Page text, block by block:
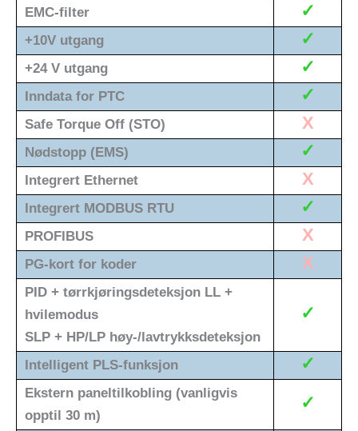
EMC-filter ✓
+10V utgang ✓
+24 V utgang ✓
Inndata for PTC ✓
Safe Torque Off (STO) X
Nødstopp (EMS) ✓
Integrert Ethernet X
Integrert MODBUS RTU ✓
PROFIBUS X
PG-kort for koder X
PID + tørrkjøringsdeteksjon LL +
hvilemodus
SLP + HP/LP høy-/lavtrykksdeteksjon
✓
Intelligent PLS-funksjon ✓
Ekstern paneltilkobling (vanligvis
opptil 30 m)
✓